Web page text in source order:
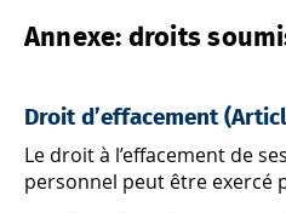
Annexe: droits
Droit d’effacement
Le droit à l’effacement de
personnel peut être exercé